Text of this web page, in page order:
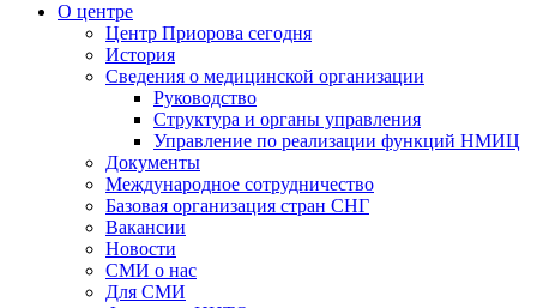
О центре
Центр Приорова сегодня
История
Сведения о медицинской организации
Руководство
Структура и органы управления
Управление по реализации функций НМИЦ
Документы
Международное сотрудничество
Базовая организация стран СНГ
Вакансии
Новости
СМИ о нас
Для СМИ